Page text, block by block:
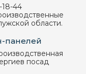
18-44
области.
панелей
посад